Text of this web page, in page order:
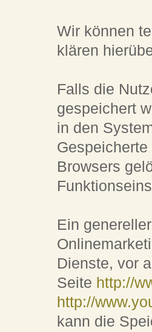
Wir können
klären
Falls die
gespeichert
in den
Browsers
Ein
Dienste, vor
Seite http://
http://
kann die